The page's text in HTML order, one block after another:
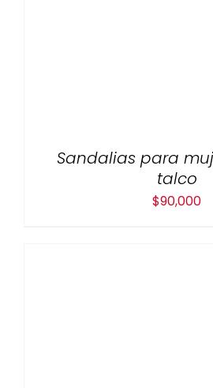
Sandalias para
talco
$90,000